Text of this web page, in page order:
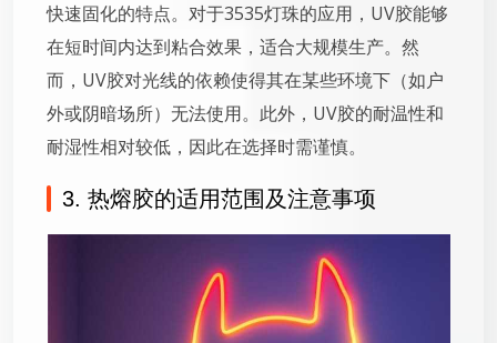
快速固化的特点。对于3535灯珠的应用，UV胶能够
在短时间内达到粘合效果，适合大规模生产。然
而，UV胶对光线的依赖使得其在某些环境下（如户
外或阴暗场所）无法使用。此外，UV胶的耐温性和
耐湿性相对较低，因此在选择时需谨慎。
3. 热熔胶的适用范围及注意事项